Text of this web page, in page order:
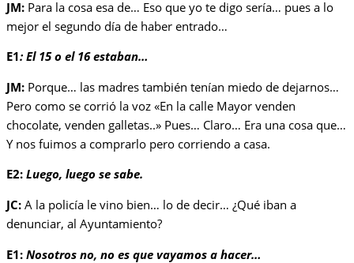
JM: Para la cosa esa de… Eso que yo te digo sería… pues a lo
mejor el segundo día de haber entrado…
E1: El 15 o el 16 estaban…
JM: Porque… las madres también tenían miedo de dejarnos…
Pero como se corrió la voz «En la calle Mayor venden
chocolate, venden galletas..» Pues… Claro… Era una cosa que…
Y nos fuimos a comprarlo pero corriendo a casa.
E2: Luego, luego se sabe.
JC: A la policía le vino bien… lo de decir… ¿Qué iban a
denunciar, al Ayuntamiento?
E1: Nosotros no, no es que vayamos a hacer…